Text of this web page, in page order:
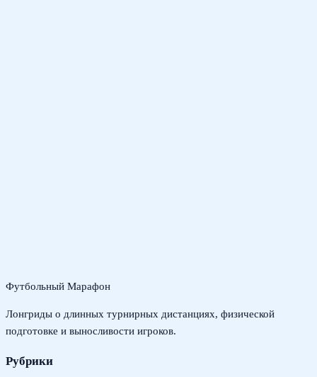
Футбольный Марафон
Лонгриды о длинных турнирных дистанциях, физической
подготовке и выносливости игроков.
Рубрики